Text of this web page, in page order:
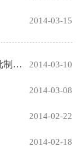
2014-03-15
2014-03-10
作
2014-03-08
2014-02-22
2014-02-18